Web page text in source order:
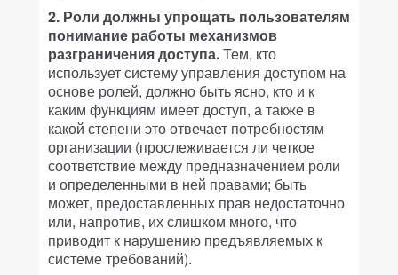
2. Роли должны упрощать пользователям
понимание работы механизмов
разграничения доступа.Тем, кто
использует систему управления доступом на
основе ролей, должно быть ясно, кто и к
каким функциям имеет доступ, а также в
какой степени это отвечает потребностям
организации (прослеживается ли четкое
соответствие между предназначением роли
и определенными в ней правами; быть
может, предоставленных прав недостаточно
или, напротив, их слишком много, что
приводит к нарушению предъявляемых к
системе требований).